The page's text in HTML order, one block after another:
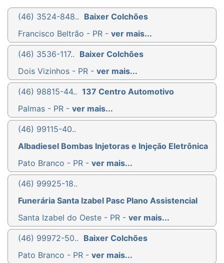
(46) 3524-848.. Baixer Colchões
Francisco Beltrão - PR - ver mais...
(46) 3536-117.. Baixer Colchões
Dois Vizinhos - PR - ver mais...
(46) 98815-44.. 137 Centro Automotivo
Palmas - PR - ver mais...
(46) 99115-40..
Albadiesel Bombas Injetoras e Injeção Eletrônica
Pato Branco - PR - ver mais...
(46) 99925-18..
Funerária Santa Izabel Pasc Plano Assistencial
Santa Izabel do Oeste - PR - ver mais...
(46) 99972-50.. Baixer Colchões
Pato Branco - PR - ver mais...